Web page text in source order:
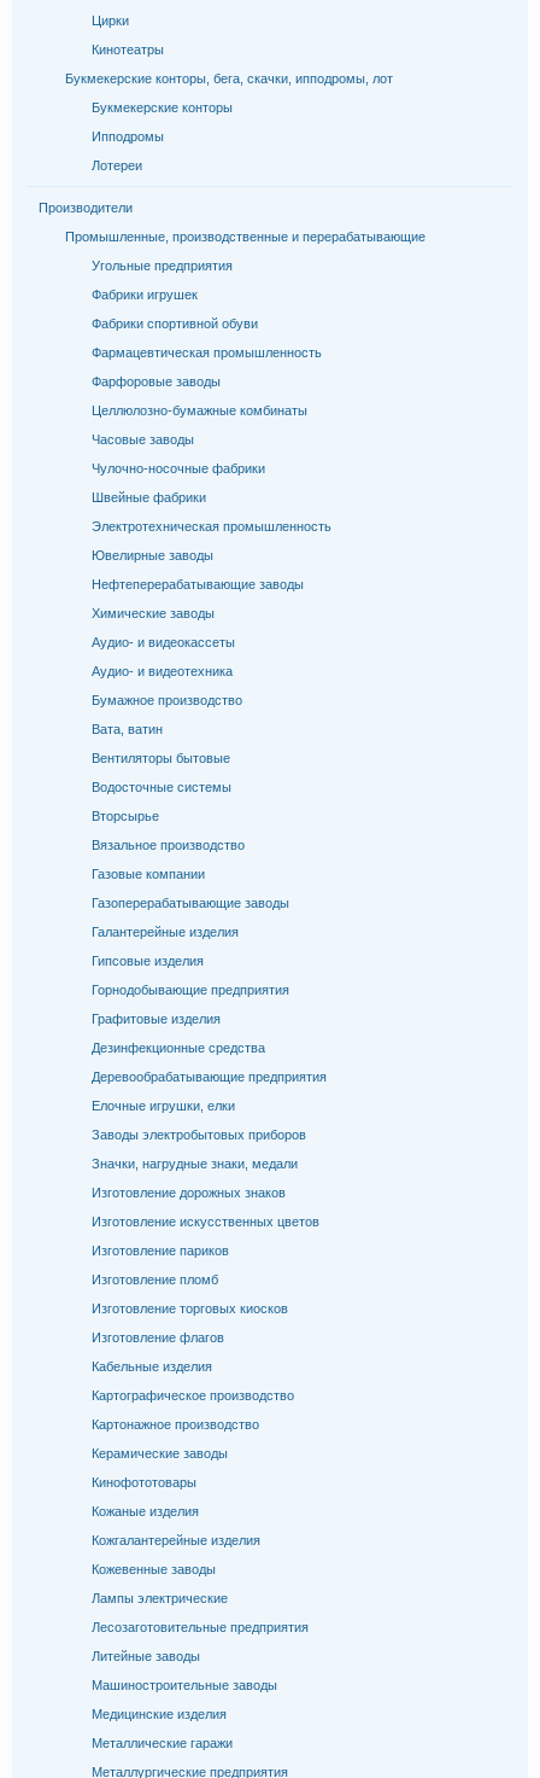
Цирки
Кинотеатры
Букмекерские конторы, бега, скачки, ипподромы, лот
Букмекерские конторы
Ипподромы
Лотереи
Производители
Промышленные, производственные и перерабатывающие
Угольные предприятия
Фабрики игрушек
Фабрики спортивной обуви
Фармацевтическая промышленность
Фарфоровые заводы
Целлюлозно-бумажные комбинаты
Часовые заводы
Чулочно-носочные фабрики
Швейные фабрики
Электротехническая промышленность
Ювелирные заводы
Нефтеперерабатывающие заводы
Химические заводы
Аудио- и видеокассеты
Аудио- и видеотехника
Бумажное производство
Вата, ватин
Вентиляторы бытовые
Водосточные системы
Вторсырье
Вязальное производство
Газовые компании
Газоперерабатывающие заводы
Галантерейные изделия
Гипсовые изделия
Горнодобывающие предприятия
Графитовые изделия
Дезинфекционные средства
Деревообрабатывающие предприятия
Елочные игрушки, елки
Заводы электробытовых приборов
Значки, нагрудные знаки, медали
Изготовление дорожных знаков
Изготовление искусственных цветов
Изготовление париков
Изготовление пломб
Изготовление торговых киосков
Изготовление флагов
Кабельные изделия
Картографическое производство
Картонажное производство
Керамические заводы
Кинофототовары
Кожаные изделия
Кожгалантерейные изделия
Кожевенные заводы
Лампы электрические
Лесозаготовительные предприятия
Литейные заводы
Машиностроительные заводы
Медицинские изделия
Металлические гаражи
Металлургические предприятия